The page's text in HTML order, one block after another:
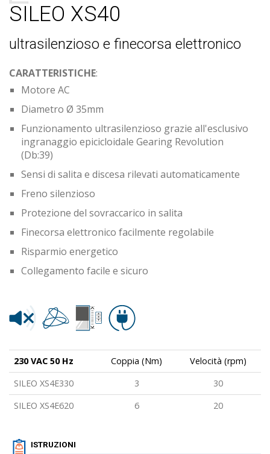
SILEO XS40
ultrasilenzioso e finecorsa elettronico
CARATTERISTICHE:
Motore AC
Diametro Ø 35mm
Funzionamento ultrasilenzioso grazie all'esclusivo
ingranaggio epicicloidale Gearing Revolution
(Db:39)
Sensi di salita e discesa rilevati automaticamente
Freno silenzioso
Protezione del sovraccarico in salita
Finecorsa elettronico facilmente regolabile
Risparmio energetico
Collegamento facile e sicuro
230 VAC 50 Hz Coppia (Nm)
Velocità (rpm)
SILEO XS4E330
3
30
SILEO XS4E620
6 20
ISTRUZIONI